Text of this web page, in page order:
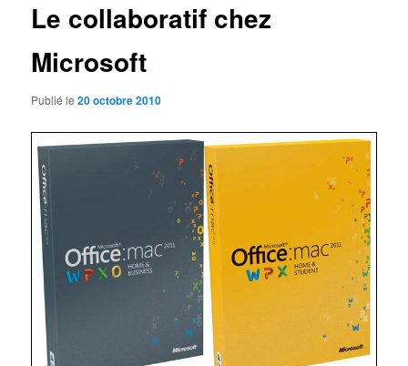
Le collaboratif chez
Microsoft
Publié le20 octobre 2010